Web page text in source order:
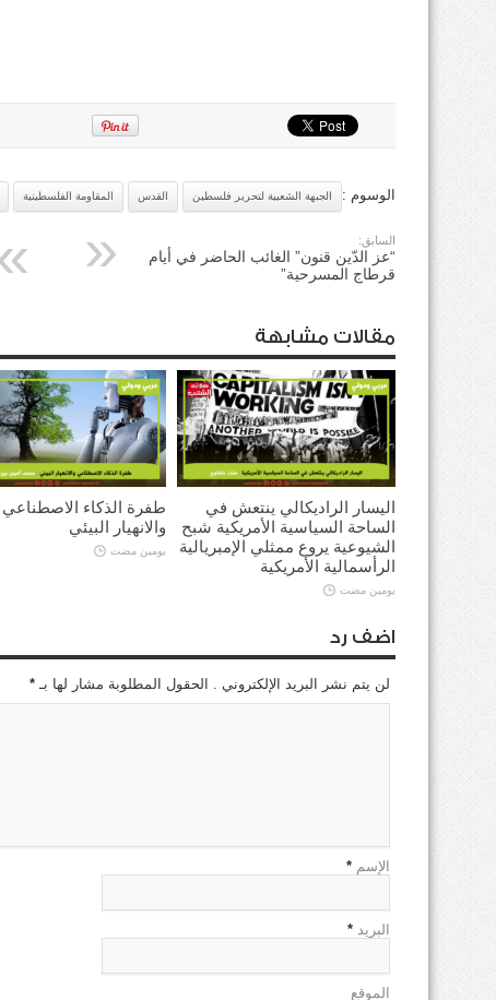
الوسوم : الجبهة الشعبية لتحرير فلسطين القدس المقاومة الفلسطينية
السابق:
“عز الدّين قنون” الغائب الحاضر في أيام
قرطاج المسرحية”
مقالات مشابهة
اليسار الراديكالي ينتعش في
الساحة السياسية الأمريكية شبح
الشيوعية يروع ممثلي الإمبريالية
الرأسمالية الأمريكية
يومين مضت
طفرة الذكاء الاصطناعي
والانهيار البيئي
يومين مضت
اضف رد
لن يتم نشر البريد الإلكتروني . الحقول المطلوبة مشار لها بـ *
الإسم *
البريد *
الموقع